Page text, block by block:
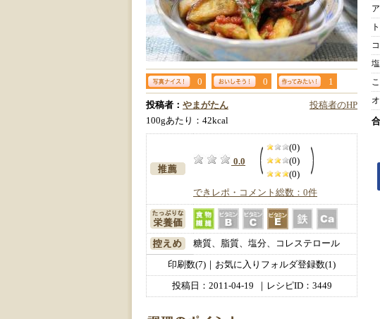
0 0 1
投稿者のHP
投稿者： やまがたん
100gあたり：42kcal
0.0
(0)
(0)
(0)
できレポ・コメント総数：0件
糖質、脂質、塩分、コレステロール
印刷数(7)｜お気に入りフォルダ登録数(1)
投稿日： 2011-04-19 ｜レシピID：3449
塩